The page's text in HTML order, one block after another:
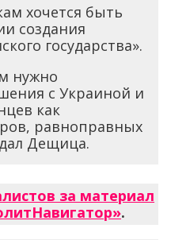
хочется быть
создания
государства».
нужно
с Украиной и
как
равноправных
Дещица.
за материал
.